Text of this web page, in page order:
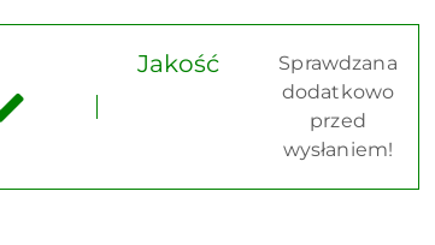
Jakość
Sprawdzana
dodatkowo
przed
wysłaniem!